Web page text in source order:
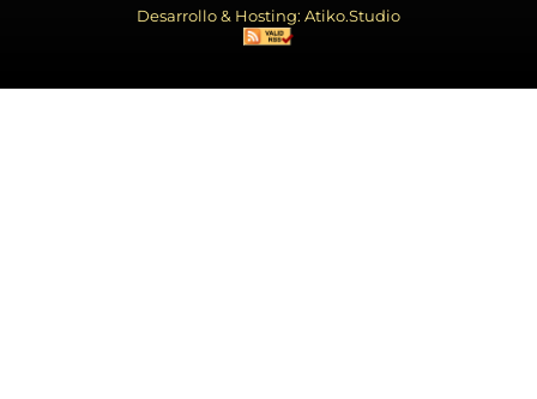
Desarrollo & Hosting: Atiko.Studio